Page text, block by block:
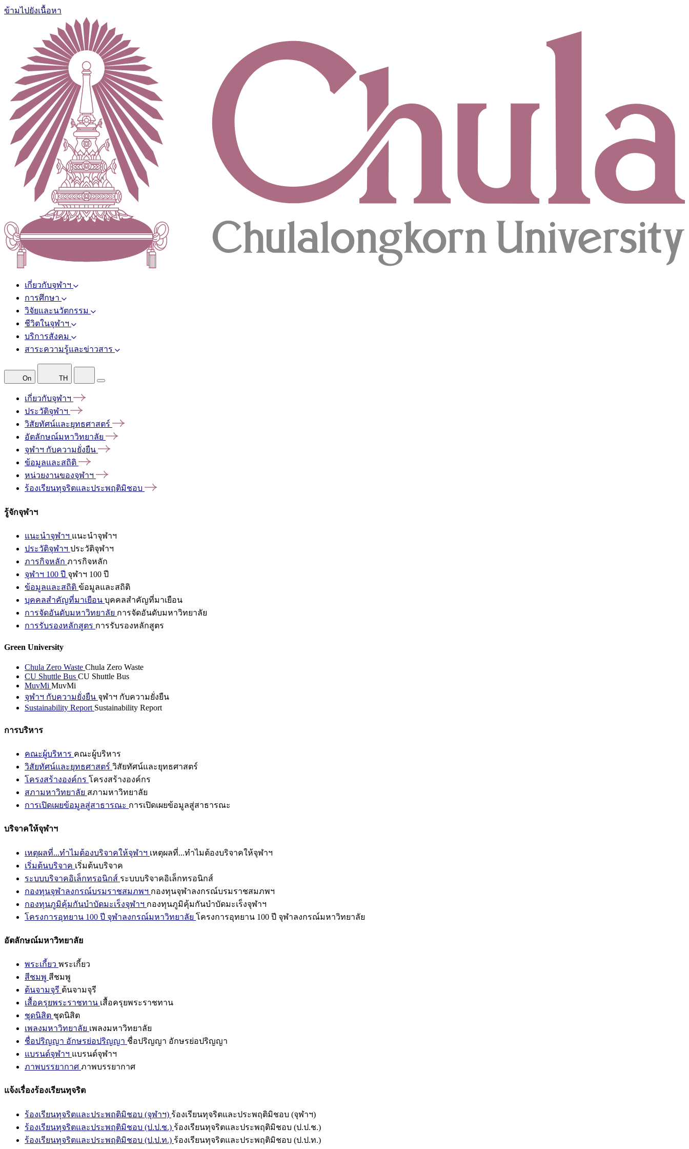
ข้ามไปยังเนื้อหา
เกี่ยวกับจุฬาฯ
การศึกษา
วิจัยและนวัตกรรม
ชีวิตในจุฬาฯ
บริการสังคม
สาระความรู้และข่าวสาร
On TH
เกี่ยวกับจุฬาฯ
ประวัติจุฬาฯ
วิสัยทัศน์และยุทธศาสตร์
อัตลักษณ์มหาวิทยาลัย
จุฬาฯ กับความยั่งยืน
ข้อมูลและสถิติ
หน่วยงานของจุฬาฯ
ร้องเรียนทุจริตและประพฤติมิชอบ
รู้จักจุฬาฯ
แนะนำจุฬาฯ แนะนำจุฬาฯ
ประวัติจุฬาฯ ประวัติจุฬาฯ
ภารกิจหลัก ภารกิจหลัก
จุฬาฯ 100 ปี จุฬาฯ 100 ปี
ข้อมูลและสถิติ ข้อมูลและสถิติ
บุคคลสำคัญที่มาเยือน บุคคลสำคัญที่มาเยือน
การจัดอันดับมหาวิทยาลัย การจัดอันดับมหาวิทยาลัย
การรับรองหลักสูตร การรับรองหลักสูตร
Green University
Chula Zero Waste Chula Zero Waste
CU Shuttle Bus CU Shuttle Bus
MuvMi MuvMi
จุฬาฯ กับความยั่งยืน จุฬาฯ กับความยั่งยืน
Sustainability Report Sustainability Report
การบริหาร
คณะผู้บริหาร คณะผู้บริหาร
วิสัยทัศน์และยุทธศาสตร์ วิสัยทัศน์และยุทธศาสตร์
โครงสร้างองค์กร โครงสร้างองค์กร
สภามหาวิทยาลัย สภามหาวิทยาลัย
การเปิดเผยข้อมูลสู่สาธารณะ การเปิดเผยข้อมูลสู่สาธารณะ
บริจาคให้จุฬาฯ
เหตุผลที่...ทำไมต้องบริจาคให้จุฬาฯ เหตุผลที่...ทำไมต้องบริจาคให้จุฬาฯ
เริ่มต้นบริจาค เริ่มต้นบริจาค
ระบบบริจาคอิเล็กทรอนิกส์ ระบบบริจาคอิเล็กทรอนิกส์
กองทุนจุฬาลงกรณ์บรมราชสมภพฯ กองทุนจุฬาลงกรณ์บรมราชสมภพฯ
กองทุนภูมิคุ้มกันบำบัดมะเร็งจุฬาฯ กองทุนภูมิคุ้มกันบำบัดมะเร็งจุฬาฯ
โครงการอุทยาน 100 ปี จุฬาลงกรณ์มหาวิทยาลัย โครงการอุทยาน 100 ปี จุฬาลงกรณ์มหาวิทยาลัย
อัตลักษณ์มหาวิทยาลัย
พระเกี้ยว พระเกี้ยว
สีชมพู สีชมพู
ต้นจามจุรี ต้นจามจุรี
เสื้อครุยพระราชทาน เสื้อครุยพระราชทาน
ชุดนิสิต ชุดนิสิต
เพลงมหาวิทยาลัย เพลงมหาวิทยาลัย
ชื่อปริญญา อักษรย่อปริญญา ชื่อปริญญา อักษรย่อปริญญา
แบรนด์จุฬาฯ แบรนด์จุฬาฯ
ภาพบรรยากาศ ภาพบรรยากาศ
แจ้งเรื่องร้องเรียนทุจริต
ร้องเรียนทุจริตและประพฤติมิชอบ (จุฬาฯ) ร้องเรียนทุจริตและประพฤติมิชอบ (จุฬาฯ)
ร้องเรียนทุจริตและประพฤติมิชอบ (ป.ป.ช.) ร้องเรียนทุจริตและประพฤติมิชอบ (ป.ป.ช.)
ร้องเรียนทุจริตและประพฤติมิชอบ (ป.ป.ท.) ร้องเรียนทุจริตและประพฤติมิชอบ (ป.ป.ท.)